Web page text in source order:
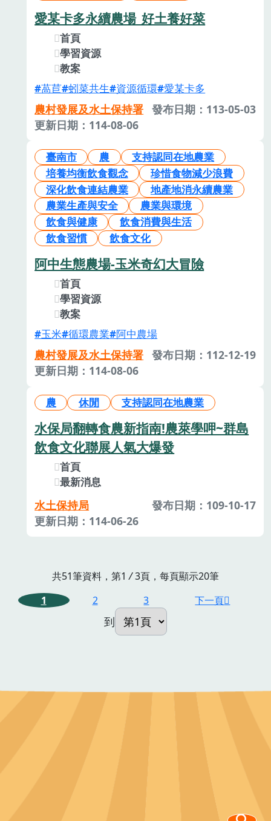
愛某卡多永續農場_好土養好菜
首頁
學習資源
教案
萵苣 蚓菜共生 資源循環 愛某卡多
農村發展及水土保持署 發布日期：113-05-03
更新日期：114-08-06
臺南市 農
支持認同在地農業
培養均衡飲食觀念
珍惜食物減少浪費
深化飲食連結農業
地產地消永續農業
農業生產與安全
農業與環境
飲食與健康
飲食消費與生活
飲食習慣
飲食文化
阿中生態農場-玉米奇幻大冒險
首頁
學習資源
教案
玉米 循環農業 阿中農場
農村發展及水土保持署 發布日期：112-12-19
更新日期：114-08-06
農 休閒 支持認同在地農業
水保局翻轉食農新指南!農萊學呷~群島
飲食文化聯展人氣大爆發
首頁
最新消息
水土保持局
發布日期：109-10-17
更新日期：114-06-26
共51筆資料，第1 /3頁，每頁顯示20筆
1
2 3 下一頁
到